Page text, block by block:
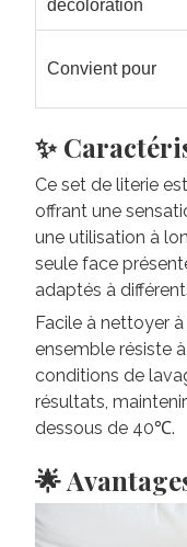
décoloration
Convient pour
✨
Ce set de literie
offrant une
une utilisation à
seule face
adaptés à
Facile à nettoyer
ensemble résiste
conditions de
résultats,
dessous de 40℃.
🌟